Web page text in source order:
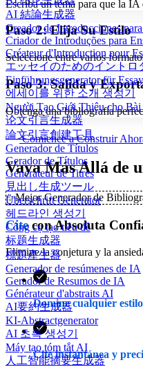
AI 結論生成器
Creador de Introducciones
Criador de Introduções para
Créateur d'Introduction pour
エッセイのためのイントロ
Einführungsgenerator für
에세이를 위한 소개 생성기
Người Tạo Giới Thiệu cho Bài
论文引言生成器
論文引言創建工具
Generador de Títulos
Gerador de Títulos
Générateur de Titres
見出し生成ツール
Überschrift Generator
헤드라인 생성기
Công cụ tạo tiêu đề
标题生成器
標題產生器
Generador de resúmenes de IA
Gerador de Resumos de IA
Générateur d'abstraits AI
AI要約生成器
KI-Abstractgenerator
AI 초록 생성기
Máy tạo tóm tắt AI
人工智能摘要生成器
Escriba un tema para que la IA
Paso 2: Elija Su Estilo
Seleccione entre varios
Paso 3: Salida y
Obtenga una bibliografía
Comience a Construir
Vaya Más Allá de
✨Mejor Generador de
Citecon Absoluta
Elimine la conjetura y la
Domine cualquier
Cite instantánea y